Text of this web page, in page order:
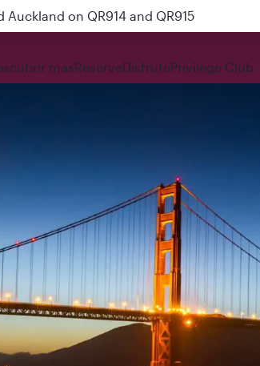
on QR914 and QR915
másReserveDisfrutePrivilege Club